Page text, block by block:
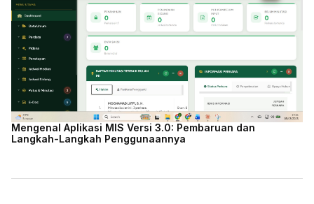
Mengenal Aplikasi MIS Versi 3.0: Pembaruan dan
Langkah-Langkah Penggunaannya